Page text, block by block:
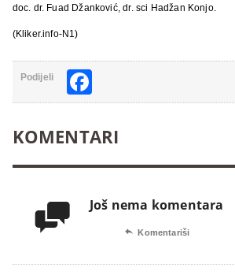
doc. dr. Fuad Džanković, dr. sci Hadžan Konjo.
(Kliker.info-N1)
Podijeli
KOMENTARI
 Još nema komentara
 Komentariši